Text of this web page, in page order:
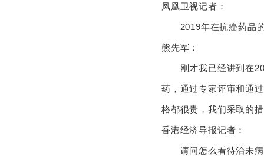
凤凰卫视记者：
2019年在抗癌药品
熊先军：
刚才我已经讲到在
药，通过专家评审和通
格都很贵，我们采取的
香港经济导报记者：
请问怎么看待治未病